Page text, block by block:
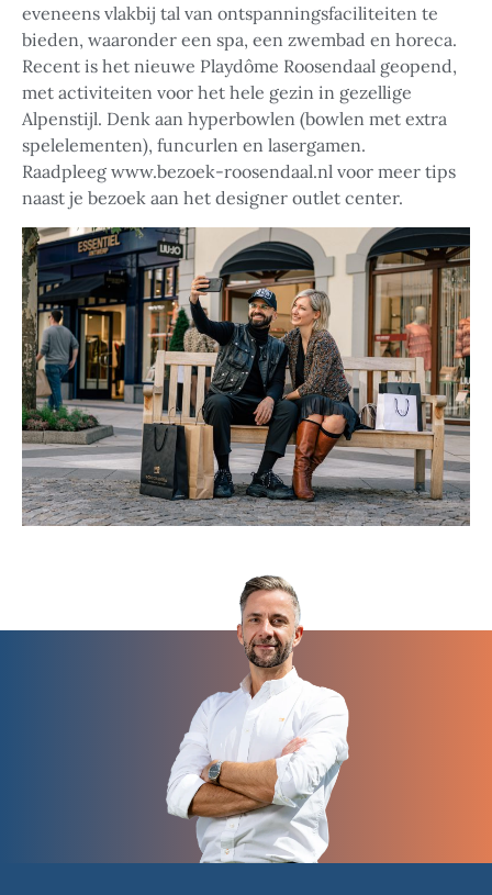
eveneens vlakbij tal van ontspanningsfaciliteiten te
bieden, waaronder een spa, een zwembad en horeca.
Recent is het nieuwe Playdôme Roosendaal geopend,
met activiteiten voor het hele gezin in gezellige
Alpenstijl. Denk aan hyperbowlen (bowlen met extra
spelelementen), funcurlen en lasergamen.
Raadpleeg www.bezoek-roosendaal.nl voor meer tips
naast je bezoek aan het designer outlet center.